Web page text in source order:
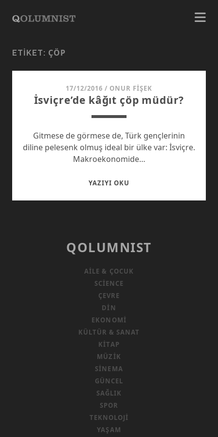
ETIKET: ÇÖP
17/12/2016 / ONUR FIŞEK
İsviçre’de kâğıt çöp müdür?
Gitmese de görmese de, Türk gençlerinin
diline pelesenk olmuş ideal bir ülke var: İsviçre.
Makroekonomide…
YAZIYI OKU
QOLUMNIST
AILE & ÇOCUK
SCIENCE
ÇEVRE
DIN
EKONOMI
KÜLTÜR & SANAT
KITAP
MÜZIK
SINEMA
GÜNCEL
SAĞLIK
SPOR
TEKNOLOJI
YAŞAM